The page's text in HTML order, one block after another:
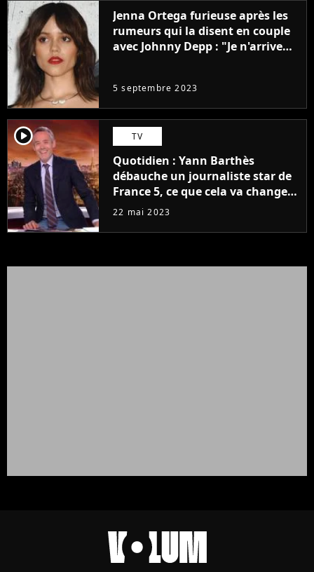
Jenna Ortega furieuse après les
rumeurs qui la disent en couple
avec Johnny Depp : "Je n'arrive
5 septembre 2023
player2 TV
Quotidien : Yann Barthès
débauche un journaliste star de
France 5, ce que cela va changer
à la rentrée
22 mai 2023